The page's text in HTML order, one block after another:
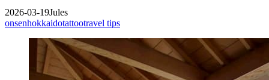
2026-03-19Jules
onsenhokkaidotattootravel tips